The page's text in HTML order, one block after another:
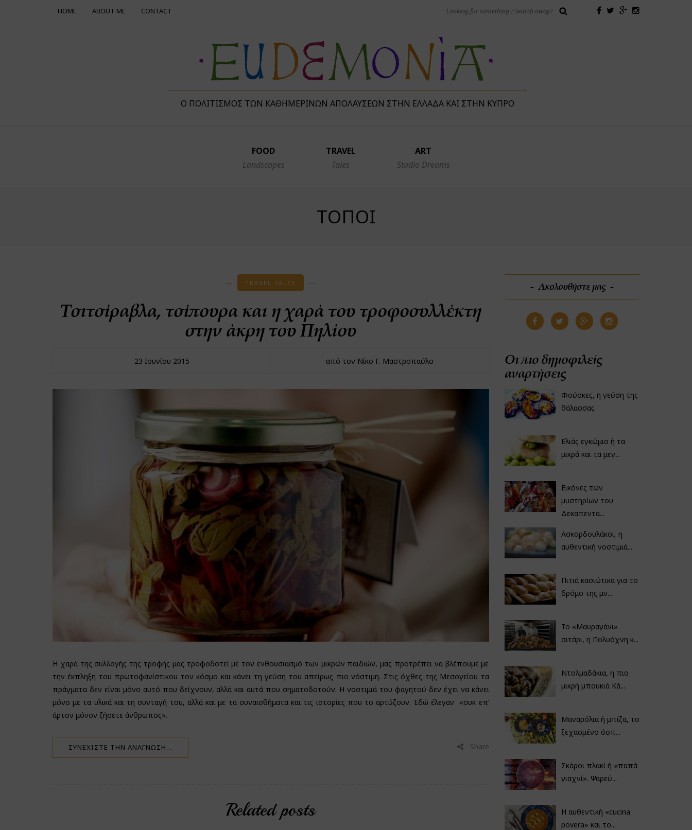
HOME ABOUT ME CONTACT
Ο ΠΟΛΙΤΙΣΜΌΣ ΤΩΝ ΚΑΘΗΜΕΡΙΝΏΝ ΑΠΟΛΑΎΣΕΩΝ ΣΤΗΝ ΕΛΛΆΔΑ ΚΑΙ ΣΤΗΝ ΚΎΠΡΟ
FOOD
Landscapes
TRAVEL
Tales
ART
Studio Dreams
ΤΌΠΟΙ
TRAVEL TALES
Τσιτσίραβλα, τσίπουρα και η χαρά του τροφοσυλλέκτη
στην άκρη του Πηλίου
23 Ιουνίου 2015 από τον Νίκο Γ. Μαστροπαύλο
Η χαρά της συλλογής της τροφής μας τροφοδοτεί με τον ενθουσιασμό των μικρών παιδιών, μας προτρέπει να βλέπουμε με
την έκπληξη του πρωτοφανίστικου τον κόσμο και κάνει τη γεύση του απείρως πιο νόστιμη. Στις όχθες της Μεσογείου τα
πράγματα δεν είναι μόνο αυτό που δείχνουν, αλλά και αυτά που σηματοδοτούν. Η νοστιμιά του φαγητού δεν έχει να κάνει
μόνο με τα υλικά και τη συνταγή του, αλλά και με τα συναισθήματα και τις ιστορίες που το αρτύζουν. Εδώ έλεγαν «ουκ επ’
άρτον μόνον ζήσετε άνθρωπος».
ΣΥΝΕΧΊΣΤΕ ΤΗΝ ΑΝΆΓΝΩΣΗ… Share
Related posts
Ακολουθήστε μας
Οι πιο δημοφιλείς
αναρτήσεις
Φούσκες, η γεύση της
θάλασσας
Ελιάς εγκώμιο ή τα
μικρά και τα μεγ...
Εικόνες των
μυστηρίων του
Δεκαπεντα...
Ασκορδουλάκοι, η
αυθεντική νοστιμιά...
Πιτιά κασιώτικα για το
δρόμο της μν...
Το «Μαυραγάνι»
σιτάρι, η Πολυόχνη κ...
Ντολμαδάκια, η πιο
μικρή μπουκιά Κά...
Μαναρόλια ή μπίζα, το
ξεχασμένο όσπ...
Σκάροι πλακί ή «παπά
γιαχνί». Ψαρεύ...
Η αυθεντική «cucina
povera» και το...